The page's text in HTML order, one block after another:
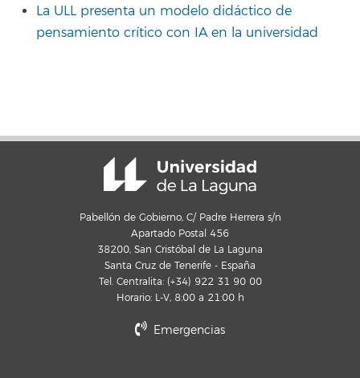
La ULL presenta un modelo didáctico de
pensamiento crítico con IA en la universidad
Pabellón de Gobierno, C/ Padre Herrera s/n
Apartado Postal 456
38200, San Cristóbal de La Laguna
Santa Cruz de Tenerife - España
Tel. Centralita: (+34) 922 31 90 00
Horario: L-V, 8:00 a 21:00 h
Emergencias